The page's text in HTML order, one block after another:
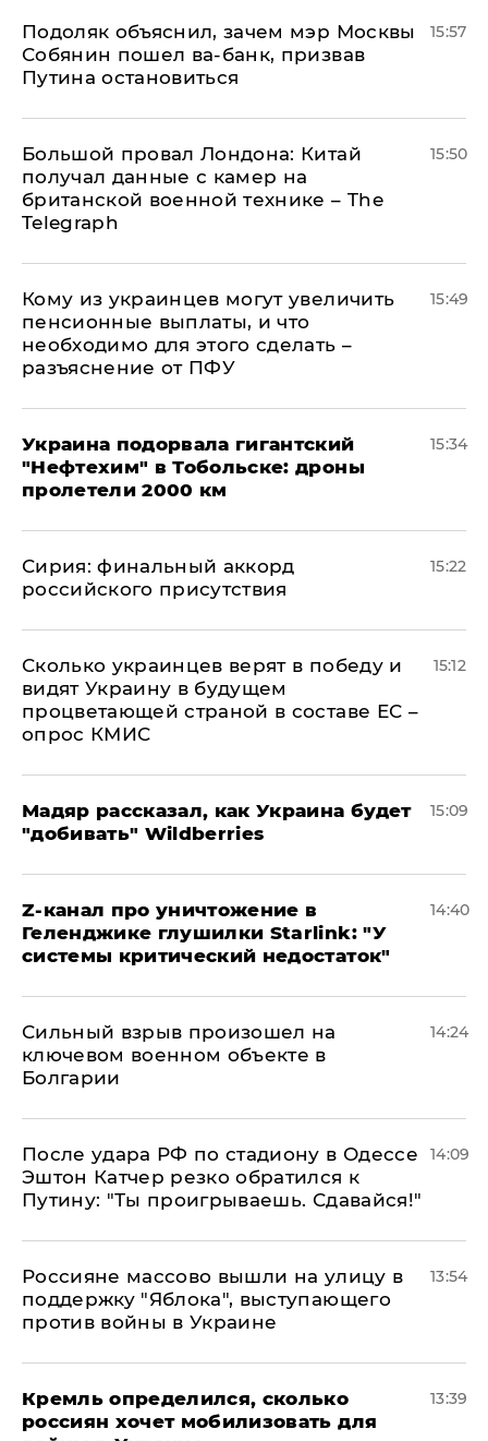
Подоляк объяснил, зачем мэр Москвы
Собянин пошел ва-банк, призвав
Путина остановиться
15:57
Большой провал Лондона: Китай
получал данные с камер на
британской военной технике – The
Telegraph
15:50
Кому из украинцев могут увеличить
пенсионные выплаты, и что
необходимо для этого сделать –
разъяснение от ПФУ
15:49
Украина подорвала гигантский
"Нефтехим" в Тобольске: дроны
пролетели 2000 км
15:34
​Сирия: финальный аккорд
российского присутствия
15:22
Сколько украинцев верят в победу и
видят Украину в будущем
процветающей страной в составе ЕС –
опрос КМИС
15:12
Мадяр рассказал, как Украина будет
"добивать" Wildberries
15:09
Z-канал про уничтожение в
Геленджике глушилки Starlink: "У
системы критический недостаток"
14:40
Сильный взрыв произошел на
ключевом военном объекте в
Болгарии
14:24
После удара РФ по стадиону в Одессе
Эштон Катчер резко обратился к
Путину: "Ты проигрываешь. Сдавайся!"
14:09
Россияне массово вышли на улицу в
поддержку "Яблока", выступающего
против войны в Украине
13:54
Кремль определился, сколько
россиян хочет мобилизовать для
13:39